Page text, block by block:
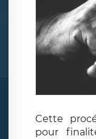
Cette
pour